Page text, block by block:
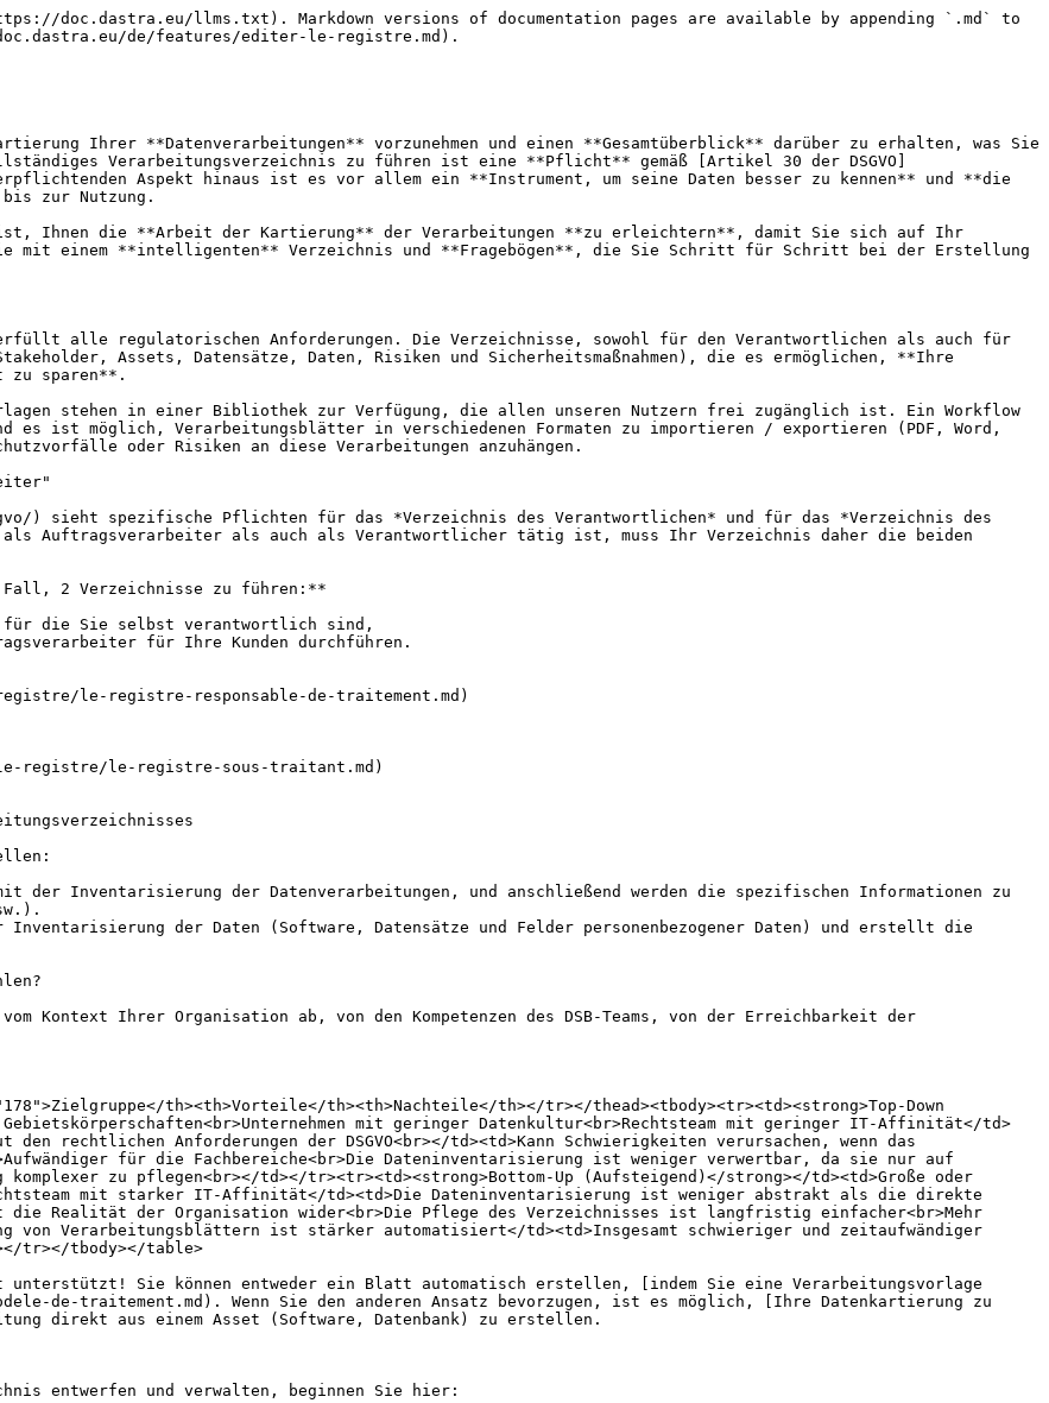
doc.dastra.eu/llms.txt). Markdown versions of documentation pages are available by appending `.md` to
de/features/editer-le-registre.md).
Ihrer **Datenverarbeitungen** vorzunehmen und einen **Gesamtüberblick** darüber zu erhalten, was Sie
Verarbeitungsverzeichnis zu führen ist eine **Pflicht** gemäß [Artikel 30 der DSGVO]
Aspekt hinaus ist es vor allem ein **Instrument, um seine Daten besser zu kennen** und **die
bis zur Nutzung.
ist, Ihnen die **Arbeit der Kartierung** der Verarbeitungen **zu erleichtern**, damit Sie sich auf Ihr
mit einem **intelligenten** Verzeichnis und **Fragebögen**, die Sie Schritt für Schritt bei der Erstellung
alle regulatorischen Anforderungen. Die Verzeichnisse, sowohl für den Verantwortlichen als auch für
Assets, Datensätze, Daten, Risiken und Sicherheitsmaßnahmen), die es ermöglichen, **Ihre
zu sparen**.
stehen in einer Bibliothek zur Verfügung, die allen unseren Nutzern frei zugänglich ist. Ein Workflow
ist möglich, Verarbeitungsblätter in verschiedenen Formaten zu importieren / exportieren (PDF, Word,
oder Risiken an diese Verarbeitungen anzuhängen.
) sieht spezifische Pflichten für das *Verzeichnis des Verantwortlichen* und für das *Verzeichnis des
als Auftragsverarbeiter als auch als Verantwortlicher tätig ist, muss Ihr Verzeichnis daher die beiden
2 Verzeichnisse zu führen:**
für die Sie selbst verantwortlich sind,
für Ihre Kunden durchführen.
le-registre-responsable-de-traitement.md)
registre/le-registre-sous-traitant.md)
der Inventarisierung der Datenverarbeitungen, und anschließend werden die spezifischen Informationen zu
der Daten (Software, Datensätze und Felder personenbezogener Daten) und erstellt die
Kontext Ihrer Organisation ab, von den Kompetenzen des DSB-Teams, von der Erreichbarkeit der
th><th>Vorteile</th><th>Nachteile</th></tr></thead><tbody><tr><td><strong>Top-Down
mit geringer Datenkultur<br>Rechtsteam mit geringer IT-Affinität</td>
rechtlichen Anforderungen der DSGVO<br></td><td>Kann Schwierigkeiten verursachen, wenn das
für die Fachbereiche<br>Die Dateninventarisierung ist weniger verwertbar, da sie nur auf
zu pflegen<br></td></tr><tr><td><strong>Bottom-Up (Aufsteigend)</strong></td><td>Große oder
mit starker IT-Affinität</td><td>Die Dateninventarisierung ist weniger abstrakt als die direkte
die Realität der Organisation wider<br>Die Pflege des Verzeichnisses ist langfristig einfacher<br>Mehr
von Verarbeitungsblättern ist stärker automatisiert</td><td>Insgesamt schwieriger und zeitaufwändiger
tr></tbody></table>
Sie können entweder ein Blatt automatisch erstellen, [indem Sie eine Verarbeitungsvorlage
de-traitement.md). Wenn Sie den anderen Ansatz bevorzugen, ist es möglich, [Ihre Datenkartierung zu
direkt aus einem Asset (Software, Datenbank) zu erstellen.
entwerfen und verwalten, beginnen Sie hier: